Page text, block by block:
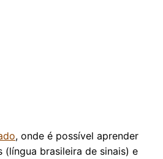
, onde é possível aprender
(língua brasileira de sinais) e